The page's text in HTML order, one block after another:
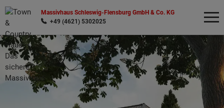
Massivhaus Schleswig-Flensburg GmbH & Co. KG
+49 (4621) 5302025
Wonach möchten Sie suchen?